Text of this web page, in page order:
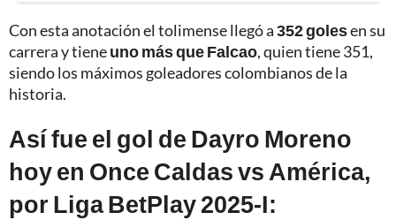
Con esta anotación el tolimense llegó a352 golesen su
carrera y tieneuno más que Falcao, quien tiene 351,
siendo los máximos goleadores colombianos de la
historia.
Así fue el gol de Dayro Moreno
hoy en Once Caldas vs América,
por Liga BetPlay 2025-I: